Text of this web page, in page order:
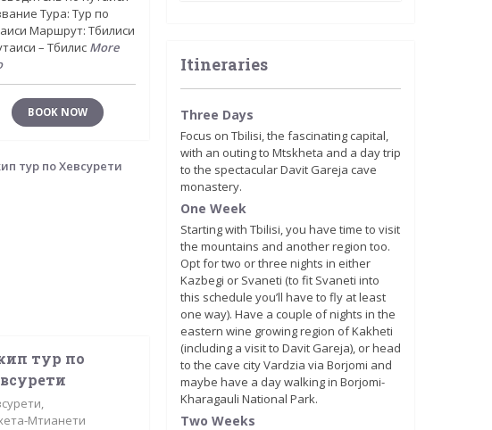
Тура: Тур по
Маршрут: Тбилиси
– Тбилис More
BOOK NOW
тур по
Мтианети
Itineraries
Three Days
Focus on Tbilisi, the fascinating capital,
with an outing to Mtskheta and a day trip
to the spectacular Davit Gareja cave
monastery.
One Week
Starting with Tbilisi, you have time to visit
the mountains and another region too.
Opt for two or three nights in either
Kazbegi or Svaneti (to fit Svaneti into
this schedule you’ll have to fly at least
one way). Have a couple of nights in the
eastern wine growing region of Kakheti
(including a visit to Davit Gareja), or head
to the cave city Vardzia via Borjomi and
maybe have a day walking in Borjomi-
Kharagauli National Park.
Two Weeks